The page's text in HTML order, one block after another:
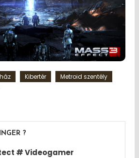
Kibertér Metroid szentély
?
# Videogamer